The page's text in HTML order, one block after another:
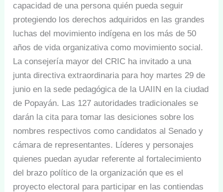
capacidad de una persona quién pueda seguir
protegiendo los derechos adquiridos en las grandes
luchas del movimiento indígena en los más de 50
años de vida organizativa como movimiento social.
La consejería mayor del CRIC ha invitado a una
junta directiva extraordinaria para hoy martes 29 de
junio en la sede pedagógica de la UAIIN en la ciudad
de Popayán. Las 127 autoridades tradicionales se
darán la cita para tomar las desiciones sobre los
nombres respectivos como candidatos al Senado y
cámara de representantes. Líderes y personajes
quienes puedan ayudar referente al fortalecimiento
del brazo político de la organización que es el
proyecto electoral para participar en las contiendas